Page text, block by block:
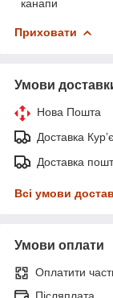
канапи
Приховати
Умови
Нова Пошта
Доставка
Доставка
Всі умови
Умови оплати
Оплатити
Післяплата